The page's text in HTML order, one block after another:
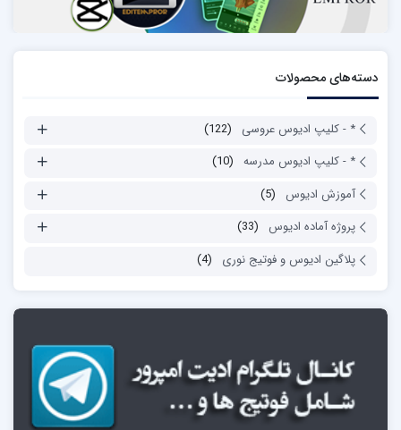
دسته‌های محصولات
* - کلیپ ادیوس عروسی
(122)
* - کلیپ ادیوس مدرسه (10)
آموزش ادیوس
(5)
پروژه آماده ادیوس
(33)
پلاگین ادیوس و فوتیج نوری
(4)